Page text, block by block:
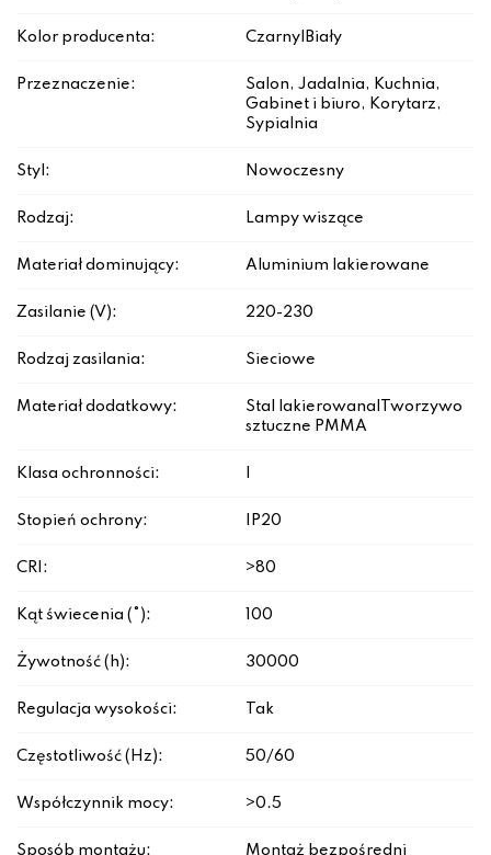
Kolor producenta: Czarny|Biały
Przeznaczenie:
Salon, Jadalnia, Kuchnia,
Gabinet i biuro, Korytarz,
Sypialnia
Styl: Nowoczesny
Rodzaj: Lampy wiszące
Materiał dominujący: Aluminium lakierowane
Zasilanie (V): 220-230
Rodzaj zasilania: Sieciowe
Materiał dodatkowy:
Stal lakierowana|Tworzywo
sztuczne PMMA
Klasa ochronności:
Stopień ochrony: IP20
CRI: >80
Kąt świecenia (°): 100
Żywotność (h): 30000
Regulacja wysokości: Tak
Częstotliwość (Hz): 50/60
Współczynnik mocy: >0.5
Sposób montażu: Montaż bezpośredni